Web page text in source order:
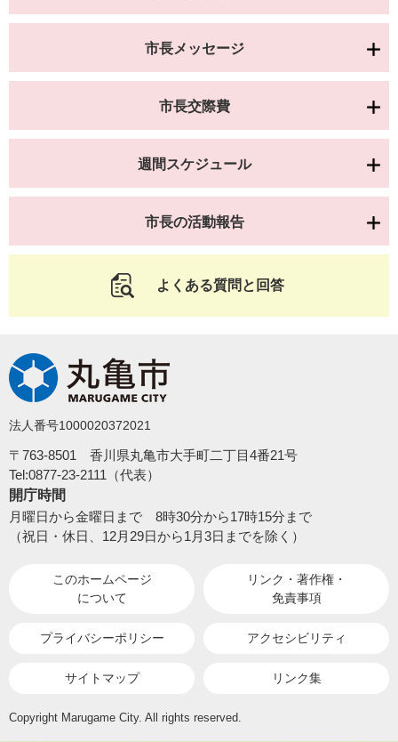
市長メッセージ
市長交際費
週間スケジュール
市長の活動報告
よくある質問と回答
法人番号1000020372021
〒763-8501 香川県丸亀市大手町二丁目4番21号
Tel:0877-23-2111（代表）
開庁時間
月曜日から金曜日まで 8時30分から17時15分まで
（祝日・休日、12月29日から1月3日までを除く）
このホームページ
について
リンク・著作権・
免責事項
プライバシーポリシー アクセシビリティ
サイトマップ リンク集
Copyright Marugame City. All rights reserved.